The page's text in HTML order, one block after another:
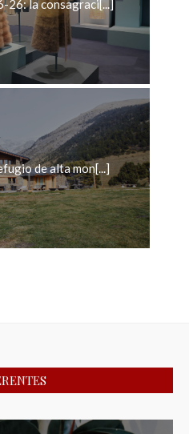
26: la consagraci[...]
de alta mon[...]